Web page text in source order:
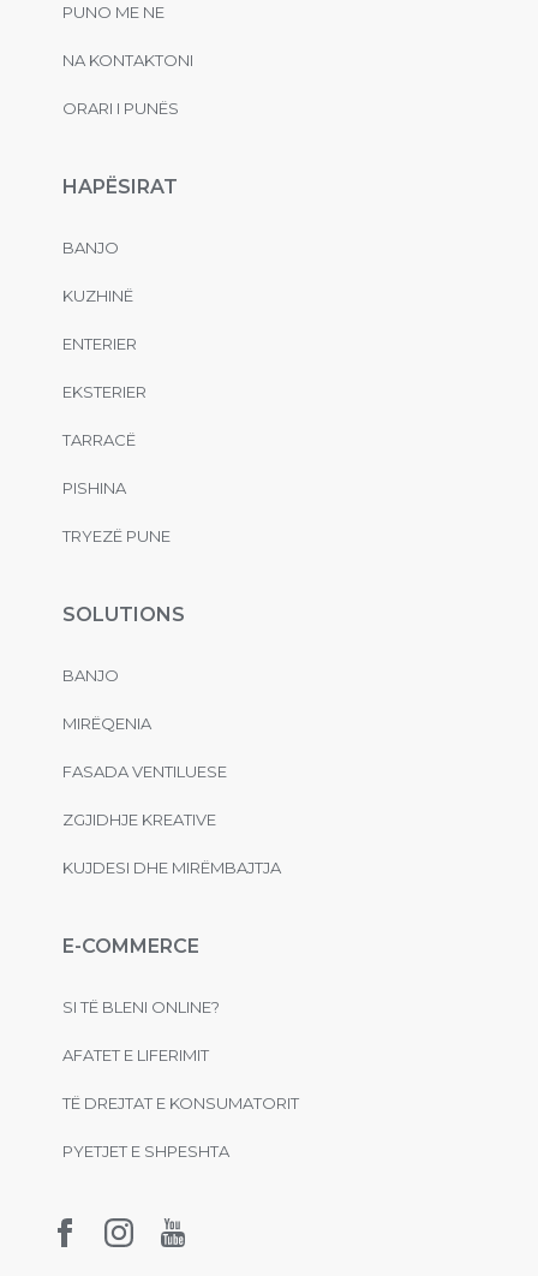
PUNO ME NE
NA KONTAKTONI
ORARI I PUNËS
HAPËSIRAT
BANJO
KUZHINË
ENTERIER
EKSTERIER
TARRACË
PISHINA
TRYEZË PUNE
SOLUTIONS
BANJO
MIRËQENIA
FASADA VENTILUESE
ZGJIDHJE KREATIVE
KUJDESI DHE MIRËMBAJTJA
E-COMMERCE
SI TË BLENI ONLINE?
AFATET E LIFERIMIT
TË DREJTAT E KONSUMATORIT
PYETJET E SHPESHTA